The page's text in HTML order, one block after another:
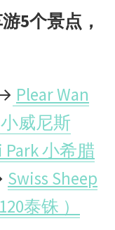
游5个景点，
Plear Wan
威尼斯
小希腊
Swiss Sheep
泰铢 ）